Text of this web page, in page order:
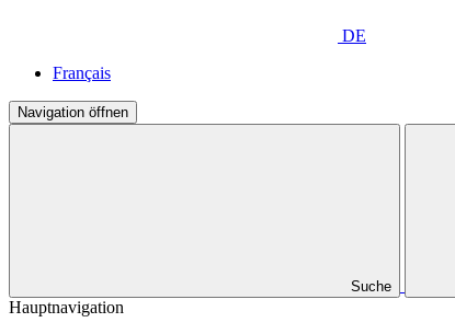
DE
Français
Navigation öffnen
Suche
Hauptnavigation